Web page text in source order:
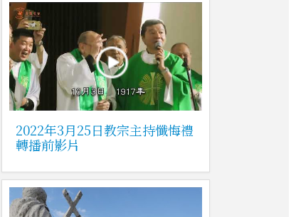
2022年3月25日教宗主持懺悔禮
轉播前影片